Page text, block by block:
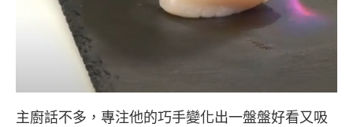
主廚話不多，專注他的巧手變化出一盤盤好看又吸